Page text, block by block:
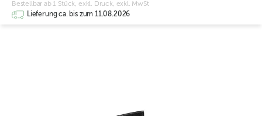
Bestellbar ab 1 Stück, exkl. Druck, exkl. MwSt
Lieferung ca. bis zum 11.08.2026